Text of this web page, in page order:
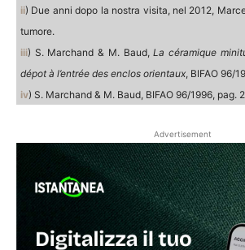
ii) Due anni dopo la nostra visita, nel 2012,
tumore.
iii) S. Marchand & M. Baud,La céramique
dépot à l’entrée des enclos orientaux, BIFAO 96/
iv) S. Marchand & M. Baud, BIFAO 96/1996, pag.
Advertisement